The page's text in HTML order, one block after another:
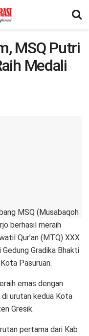
MSQ Putri
Medali
MSQ (Musabaqoh
berhasil meraih
Qur’an (MTQ) XXX
Gradika Bhakti
Pasuruan.
emas dengan
di urutan kedua Kota
Gresik.
pertama dari Kab